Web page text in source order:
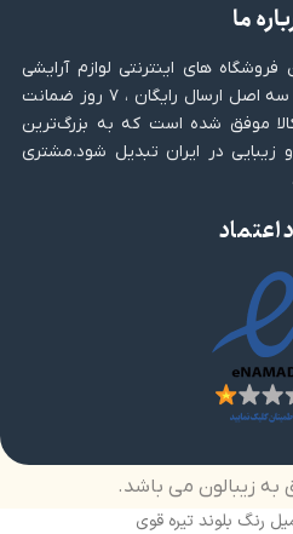
ما
های اینترنتی لوازم آرایشی
بهداشتی و زیبایی با پایبندی به سه اصل ارسال رایگان ، ۷ روز ضمانت
موفق شده است که به بزرگ‌ترین
و زیبایی در ایران تبدیل شود.مشتری
اعتماد
به زیبالون می باشد.